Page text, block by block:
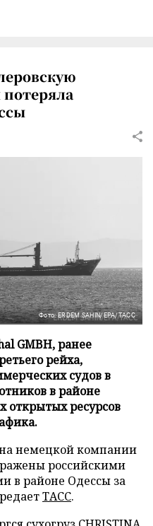
Фото: ERDEM SAHIN/EPA/ТАСС
GMBH, ранее
рейха,
судов в
в районе
открытых ресурсов
немецкой компании
российскими
в районе Одессы за
ТАСС.